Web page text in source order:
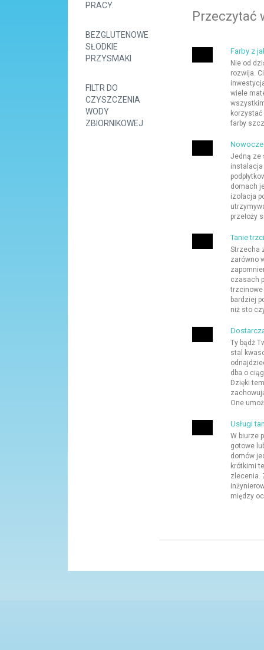
PRACY.
BEZGLUTENOWE
SŁODKIE
PRZYSMAKI
FILTR DO
CZYSZCZENIA
WODY
ZBIORNIKOWEJ
Przeczytać
Farby z
Nie od
rozwija.
wiele
farby
Jedną ze
domach
izolacja
przełoży
Tanie
Strzecha
zarówno
czasach
trzcinowe
bardziej
niż sto
Ty bądź
stal
dba o
Dzięki
One
Usługi
W biurze
gotowe
domów
krótkimi
zlecenia.
między